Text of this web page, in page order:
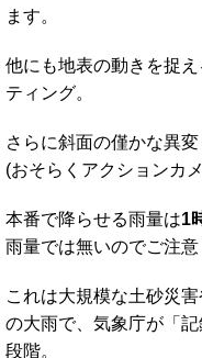
ます。
他にも地表の動きを捉
ティング。
さらに斜面の僅かな異
(おそらくアクションカ
本番で降らせる雨量は1
雨量では無いのでご注意
これは大規模な土砂災
の大雨で、気象庁が「
段階。